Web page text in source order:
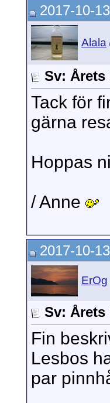
2017-10-
Alala
Sv: Årets
Tack för
gärna
Hoppas
/ Anne
2017-10-
ErOg
Sv: Årets
Fin
Lesbos
par